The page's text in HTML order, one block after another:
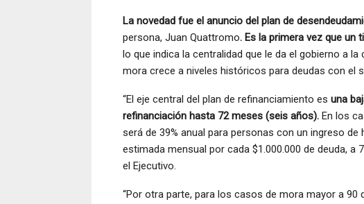
La novedad fue el anuncio del plan de
persona, Juan Quattromo. Es la primera vez que un
lo que indica la centralidad que le da el gobierno a
mora crece a niveles históricos para deudas con el
“El eje central del plan de refinanciamiento es una
refinanciación hasta 72 meses (seis años). En los
será de 39% anual para personas con un ingreso
estimada mensual por cada $1.000.000 de deuda, a
el Ejecutivo.
“Por otra parte, para los casos de mora mayor a 90